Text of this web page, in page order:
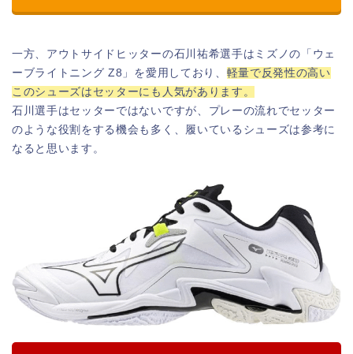
一方、アウトサイドヒッターの石川祐希選手はミズノの「ウェ
ーブライトニング Z8」を愛用しており、 軽量で反発性の高い
このシューズはセッターにも人気があります。
石川選手はセッターではないですが、プレーの流れでセッター
のような役割をする機会も多く、履いているシューズは参考に
なると思います。